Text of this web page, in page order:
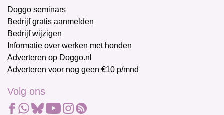
Doggo seminars
Bedrijf gratis aanmelden
Bedrijf wijzigen
Informatie over werken met honden
Adverteren op Doggo.nl
Adverteren voor nog geen €10 p/mnd
Volg ons